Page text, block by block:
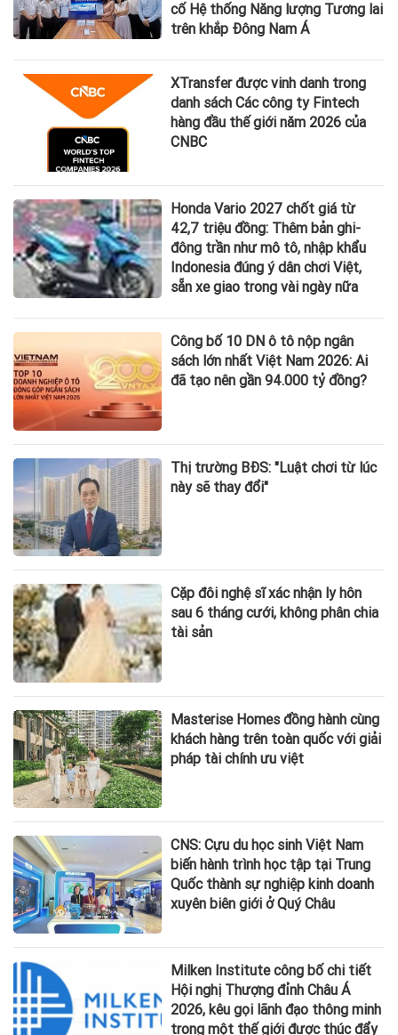
cố Hệ thống Năng lượng Tương lai
trên khắp Đông Nam Á
XTransfer được vinh danh trong
danh sách Các công ty Fintech
hàng đầu thế giới năm 2026 của
CNBC
Honda Vario 2027 chốt giá từ
42,7 triệu đồng: Thêm bản ghi-
đông trần như mô tô, nhập khẩu
Indonesia đúng ý dân chơi Việt,
sẵn xe giao trong vài ngày nữa
Công bố 10 DN ô tô nộp ngân
sách lớn nhất Việt Nam 2026: Ai
đã tạo nên gần 94.000 tỷ đồng?
Thị trường BĐS: "Luật chơi từ lúc
này sẽ thay đổi"
Cặp đôi nghệ sĩ xác nhận ly hôn
sau 6 tháng cưới, không phân chia
tài sản
Masterise Homes đồng hành cùng
khách hàng trên toàn quốc với giải
pháp tài chính ưu việt
CNS: Cựu du học sinh Việt Nam
biến hành trình học tập tại Trung
Quốc thành sự nghiệp kinh doanh
xuyên biên giới ở Quý Châu
Milken Institute công bố chi tiết
Hội nghị Thượng đỉnh Châu Á
2026, kêu gọi lãnh đạo thông minh
trong một thế giới được thúc đẩy